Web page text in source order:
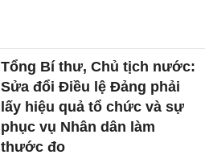
Tổng Bí thư, Chủ tịch nước:
Sửa đổi Điều lệ Đảng phải
lấy hiệu quả tổ chức và sự
phục vụ Nhân dân làm
thước đo